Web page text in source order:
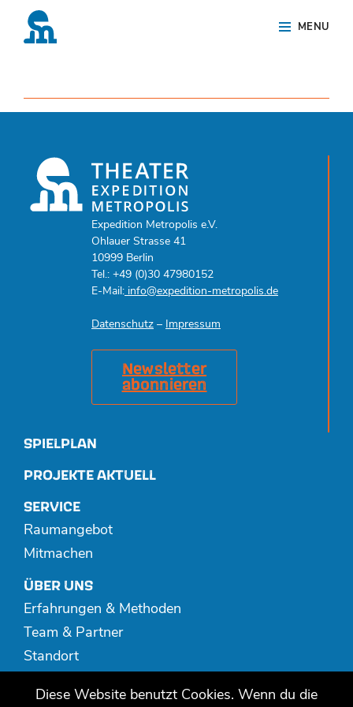
MENU
Overlay
Expedition Metropolis e.V.
Ohlauer Strasse 41
10999 Berlin
Tel.: +49 (0)30 47980152
E-Mail: info@expedition-metropolis.de
Datenschutz – Impressum
Newsletter
abonnieren
SPIELPLAN
PROJEKTE AKTUELL
SERVICE
Raumangebot
Mitmachen
ÜBER UNS
Erfahrungen & Methoden
Team & Partner
Standort
Diese Website benutzt Cookies. Wenn du die